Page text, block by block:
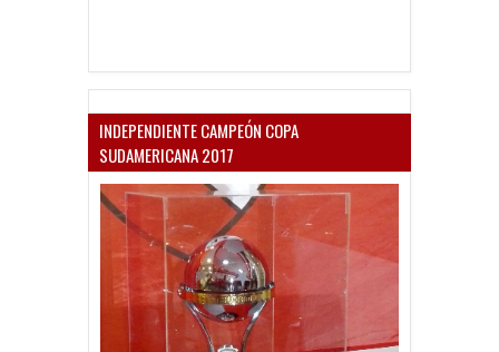
INDEPENDIENTE CAMPEÓN COPA
SUDAMERICANA 2017